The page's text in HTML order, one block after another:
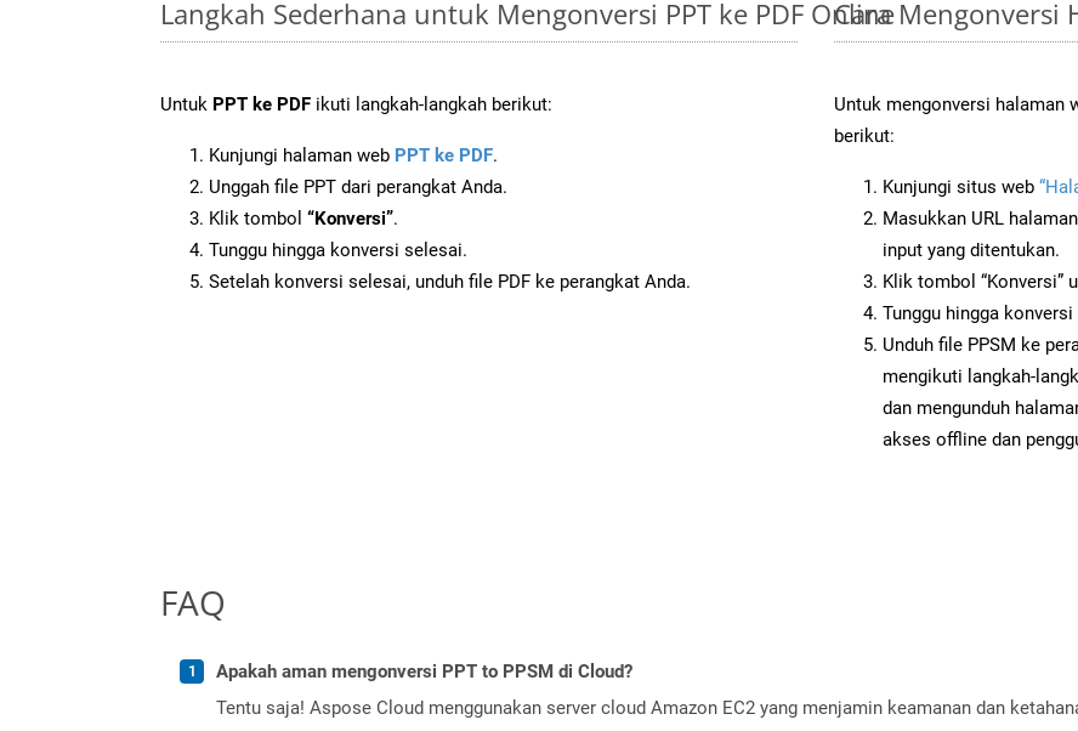
Langkah Sederhana untuk Mengonversi PPT ke PDF Online
Untuk PPT ke PDF ikuti langkah-langkah berikut:
Kunjungi halaman web PPT ke PDF.
Unggah file PPT dari perangkat Anda.
Klik tombol “Konversi”.
Tunggu hingga konversi selesai.
Setelah konversi selesai, unduh file PDF ke perangkat Anda.
Cara Mengonversi
Untuk mengonversi halaman
berikut:
Kunjungi situs web
Masukkan URL
input yang ditentukan.
Klik tombol “Konversi”
Tunggu hingga
Unduh file PPSM ke
mengikuti langkah-
dan mengunduh
akses offline dan
FAQ
Apakah aman mengonversi PPT to PPSM di Cloud?
Tentu saja! Aspose Cloud menggunakan server cloud Amazon EC2 yang menjamin keamanan dan